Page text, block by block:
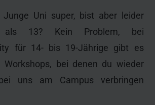
Uni super, bist aber leider
als 13? Kein Problem, bei
für 14- bis 19-Jährige gibt es
Workshops, bei denen du wieder
uns am Campus verbringen